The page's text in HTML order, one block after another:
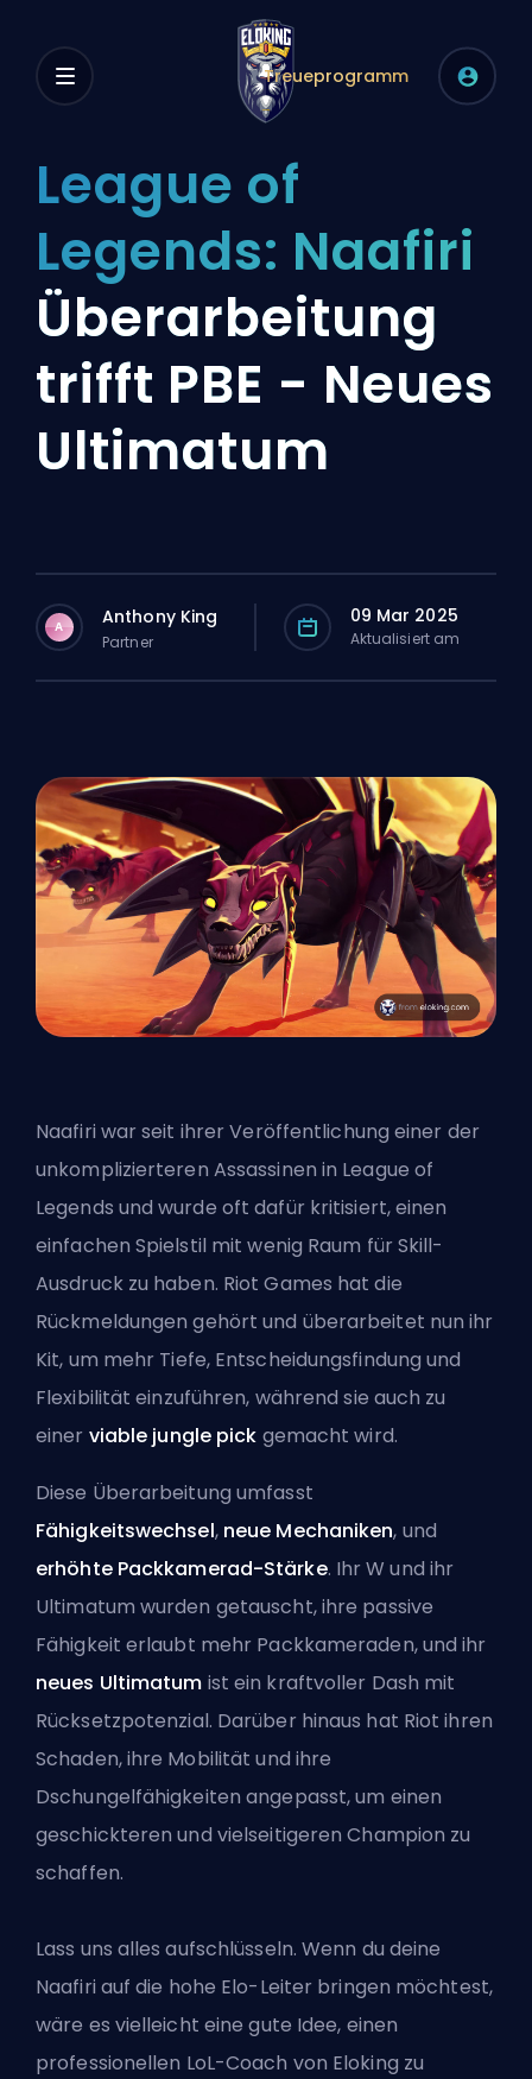
Treueprogramm
League of
Legends: Naafiri
Überarbeitung
trifft PBE - Neues
Ultimatum
A Anthony King
Partner
09 Mar 2025
Aktualisiert am
Naafiri war seit ihrer Veröffentlichung einer der
unkomplizierteren Assassinen in League of
Legends und wurde oft dafür kritisiert, einen
einfachen Spielstil mit wenig Raum für Skill-
Ausdruck zu haben. Riot Games hat die
Rückmeldungen gehört und überarbeitet nun ihr
Kit, um mehr Tiefe, Entscheidungsfindung und
Flexibilität einzuführen, während sie auch zu
einer viable jungle pick gemacht wird.
Diese Überarbeitung umfasst
Fähigkeitswechsel, neue Mechaniken, und
erhöhte Packkamerad-Stärke. Ihr W und ihr
Ultimatum wurden getauscht, ihre passive
Fähigkeit erlaubt mehr Packkameraden, und ihr
neues Ultimatum ist ein kraftvoller Dash mit
Rücksetzpotenzial. Darüber hinaus hat Riot ihren
Schaden, ihre Mobilität und ihre
Dschungelfähigkeiten angepasst, um einen
geschickteren und vielseitigeren Champion zu
schaffen.
Lass uns alles aufschlüsseln. Wenn du deine
Naafiri auf die hohe Elo-Leiter bringen möchtest,
wäre es vielleicht eine gute Idee, einen
professionellen LoL-Coach von Eloking zu